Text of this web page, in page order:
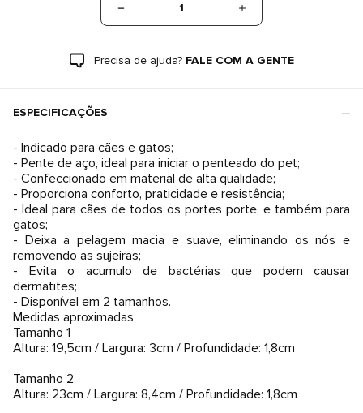
1
Precisa de ajuda? FALE COM A GENTE
ESPECIFICAÇÕES
- Indicado para cães e gatos;​
- Pente de aço, ideal para iniciar o penteado do pet;​
- Confeccionado em material de alta qualidade;​
- Proporciona conforto, praticidade e resistência;​
- Ideal para cães de todos os portes porte, e também para
gatos;​
- Deixa a pelagem macia e suave, eliminando os nós e
removendo as sujeiras;​
- Evita o acumulo de bactérias que podem causar
dermatites;​
- Disponível em 2 tamanhos.​
Medidas aproximadas
Tamanho 1
Altura: 19,5cm / Largura: 3cm / Profundidade: 1,8cm
Tamanho 2
Altura: 23cm / Largura: 8,4cm / Profundidade: 1,8cm